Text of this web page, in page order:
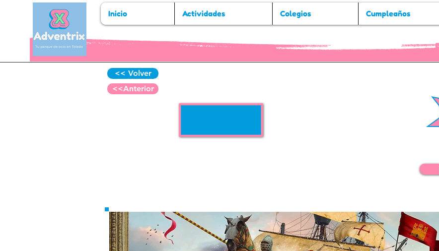
Inicio Actividades Colegios Cumpleaños
<< Volver
<<Anterior